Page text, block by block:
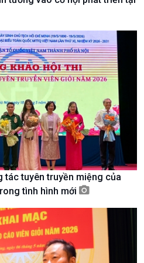
Nông nghiệp & Biển đảo
Tin Nông nghiệp & Biển
đảo
Mùa vàng
Biển đảo Việt Nam
Tâm tình biên giới và hải
đảo
Tìm hiểu biển, đảo Việt
tuyên truyền miệng của
tình hình mới